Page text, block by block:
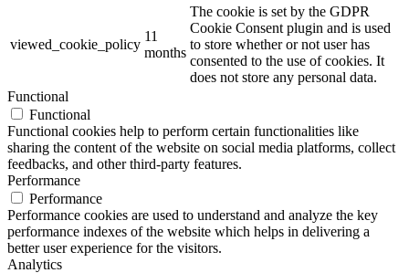
viewed_cookie_policy
11
months
The cookie is set by the GDPR
Cookie Consent plugin and is used
to store whether or not user has
consented to the use of cookies. It
does not store any personal data.
Functional
Functional
Functional cookies help to perform certain functionalities like
sharing the content of the website on social media platforms, collect
feedbacks, and other third-party features.
Performance
Performance
Performance cookies are used to understand and analyze the key
performance indexes of the website which helps in delivering a
better user experience for the visitors.
Analytics